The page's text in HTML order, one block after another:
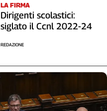
LA FIRMA
Dirigenti scolastici:
siglato il Ccnl 2022-24
REDAZIONE